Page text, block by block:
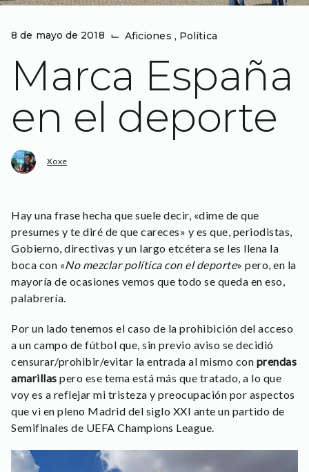
8 de mayo de 2018 ⌙ Aficiones , Política
Marca España
en el deporte
Xoxe
Hay una frase hecha que suele decir, «dime de que
presumes y te diré de que careces» y es que, periodistas,
Gobierno, directivas y un largo etcétera se les llena la
boca con «No mezclar política con el deporte» pero, en la
mayoría de ocasiones vemos que todo se queda en eso,
palabrería.
Por un lado tenemos el caso de la prohibición del acceso
a un campo de fútbol que, sin previo aviso se decidió
censurar/prohibir/evitar la entrada al mismo con prendas
amarillas pero ese tema está más que tratado, a lo que
voy es a reflejar mi tristeza y preocupación por aspectos
que vi en pleno Madrid del siglo XXI ante un partido de
Semifinales de UEFA Champions League.